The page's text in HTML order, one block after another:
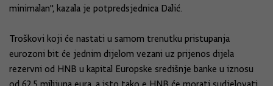
minimalan", kazala je potpredsjednica Dalić.
Troškovi koji će nastati u samom trenutku pristupanja
eurozoni bit će jednim dijelom vezani uz prijenos dijela
rezervni od HNB u kapital Europske središnje banke u iznosu